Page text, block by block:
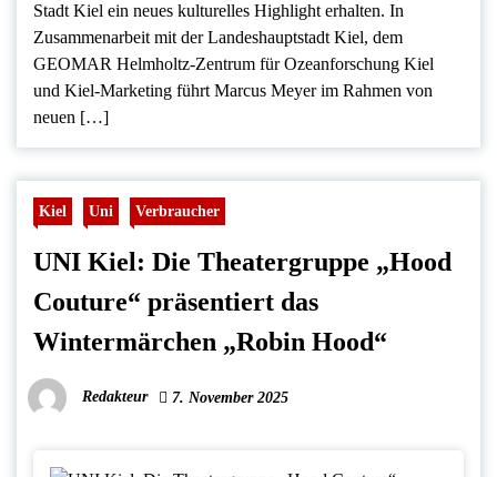
Stadt Kiel ein neues kulturelles Highlight erhalten. In
Zusammenarbeit mit der Landeshauptstadt Kiel, dem
GEOMAR Helmholtz-Zentrum für Ozeanforschung Kiel
und Kiel-Marketing führt Marcus Meyer im Rahmen von
neuen […]
Kiel Uni Verbraucher
UNI Kiel: Die Theatergruppe „Hood
Couture“ präsentiert das
Wintermärchen „Robin Hood“
Redakteur 7. November 2025